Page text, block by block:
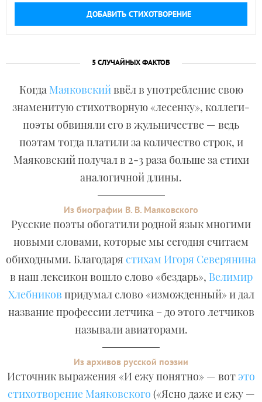
ДОБАВИТЬ СТИХОТВОРЕНИЕ
5 СЛУЧАЙНЫХ ФАКТОВ
Когда Маяковскийввёл в употребление свою
знаменитую стихотворную «лесенку», коллеги-
поэты обвиняли его в жульничестве — ведь
поэтам тогда платили за количество строк, и
Маяковский получал в 2-3 раза больше за стихи
аналогичной длины.
Из биографии В. В. Маяковского
Русские поэты обогатили родной язык многими
новыми словами, которые мы сегодня считаем
обиходными. Благодаря стихам Игоря Северянина
в наш лексикон вошло слово «бездарь», Велимир
Хлебников придумал слово «изможденный» и дал
название профессии летчика – до этого летчиков
называли авиаторами.
Из архивов русской поэзии
Источник выражения «И ежу понятно» — вот это
стихотворение Маяковского («Ясно даже и ежу —